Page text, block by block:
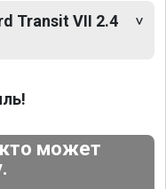
Transit VII 2.4
может